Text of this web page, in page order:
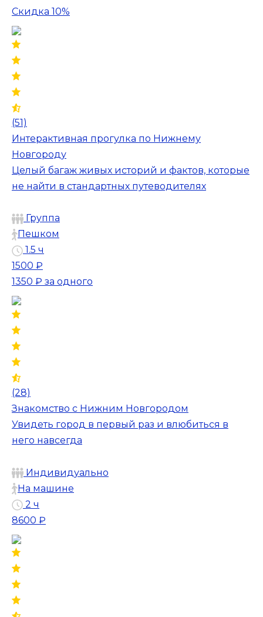
Скидка 10%
(51)
Интерактивная прогулка по Нижнему
Новгороду
Целый багаж живых историй и фактов, которые
не найти в стандартных путеводителях
Группа
Пешком
1.5 ч
1500 ₽
1350 ₽ за одного
(28)
Знакомство с Нижним Новгородом
Увидеть город в первый раз и влюбиться в
него навсегда
Индивидуально
На машине
2 ч
8600 ₽